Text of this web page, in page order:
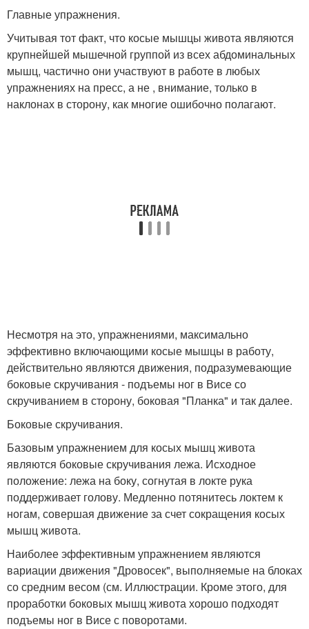
Главные упражнения.
Учитывая тот факт, что косые мышцы живота являются
крупнейшей мышечной группой из всех абдоминальных
мышц, частично они участвуют в работе в любых
упражнениях на пресс, а не , внимание, только в
наклонах в сторону, как многие ошибочно полагают.
Несмотря на это, упражнениями, максимально
эффективно включающими косые мышцы в работу,
действительно являются движения, подразумевающие
боковые скручивания - подъемы ног в Висе со
скручиванием в сторону, боковая "Планка" и так далее.
Боковые скручивания.
Базовым упражнением для косых мышц живота
являются боковые скручивания лежа. Исходное
положение: лежа на боку, согнутая в локте рука
поддерживает голову. Медленно потянитесь локтем к
ногам, совершая движение за счет сокращения косых
мышц живота.
Наиболее эффективным упражнением являются
вариации движения "Дровосек", выполняемые на блоках
со средним весом (см. Иллюстрации. Кроме этого, для
проработки боковых мышц живота хорошо подходят
подъемы ног в Висе с поворотами.